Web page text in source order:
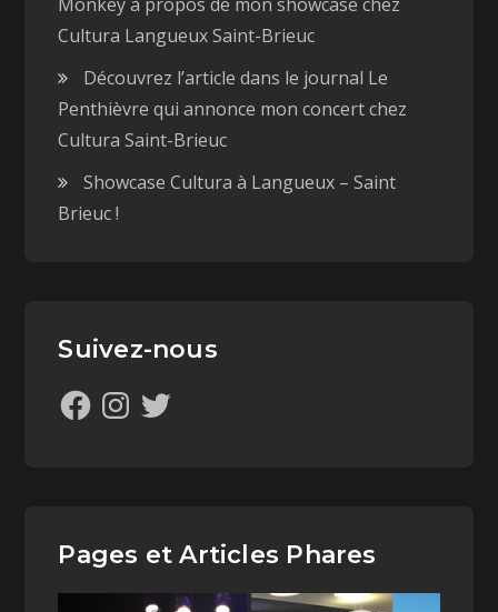
Cultura Langueux Saint-Brieuc
Découvrez l’article dans le journal Le
Penthièvre qui annonce mon concert chez
Cultura Saint-Brieuc
Showcase Cultura à Langueux – Saint
Brieuc !
Suivez-nous
Pages et Articles Phares